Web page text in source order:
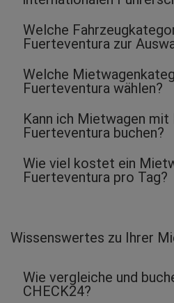
Welche
Fuerteventura zur
Welche
Fuerteventura wählen?
Kann ich Mietwagen
Fuerteventura buchen?
Wie viel kostet ein
Fuerteventura pro Tag?
Wissenswertes zu Ihrer
Wie vergleiche und
CHECK24?